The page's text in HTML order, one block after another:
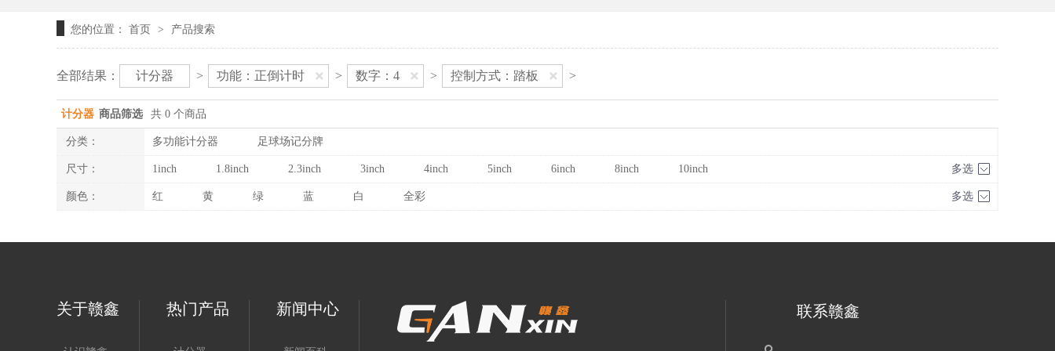
您的位置： 首页 > 产品搜索
全部结果： 计分器 > 功能：正倒计时 > 数字：4 > 控制方式：踏板 >
计分器 商品筛选 共 0 个商品
分类： 多功能计分器 足球场记分牌
尺寸： 1inch 1.8inch 2.3inch 3inch 4inch 5inch 6inch 8inch 10inch 多选
颜色： 红 黄 绿 蓝 白 全彩 多选
关于赣鑫 热门产品 新闻中心 联系赣鑫